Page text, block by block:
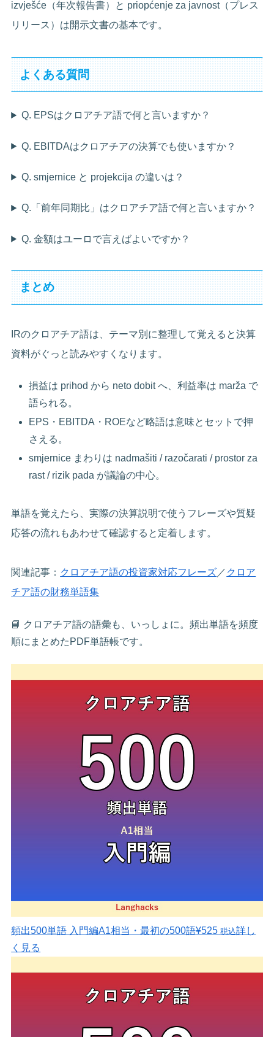
izvješće（年次報告書）と priopćenje za javnost（プレス
リリース）は開示文書の基本です。
よくある質問
Q. EPSはクロアチア語で何と言いますか？
Q. EBITDAはクロアチアの決算でも使いますか？
Q. smjernice と projekcija の違いは？
Q.「前年同期比」はクロアチア語で何と言いますか？
Q. 金額はユーロで言えばよいですか？
まとめ
IRのクロアチア語は、テーマ別に整理して覚えると決算
資料がぐっと読みやすくなります。
損益は prihod から neto dobit へ、利益率は marža で
語られる。
EPS・EBITDA・ROEなど略語は意味とセットで押
さえる。
smjernice まわりは nadmašiti / razočarati / prostor za
rast / rizik pada が議論の中心。
単語を覚えたら、実際の決算説明で使うフレーズや質疑
応答の流れもあわせて確認すると定着します。
関連記事： クロアチア語の投資家対応フレーズ ／ クロア
チア語の財務単語集
📘 クロアチア語の語彙も、いっしょに。頻出単語を頻度
順にまとめたPDF単語帳です。
頻出500単語 入門編A1相当・最初の500語¥525 税込詳し
く見る